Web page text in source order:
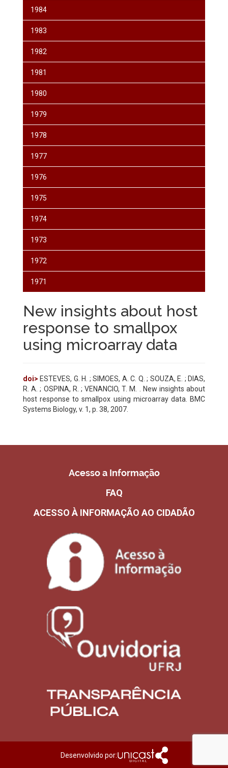
1984
1983
1982
1981
1980
1979
1978
1977
1976
1975
1974
1973
1972
1971
New insights about host
response to smallpox
using microarray data
doi>ESTEVES, G. H. ; SIMOES, A. C. Q. ; SOUZA, E. ; DIAS,
R. A. ; OSPINA, R. ; VENANCIO, T. M. . New insights about
host response to smallpox using microarray data. BMC
Systems Biology, v. 1, p. 38, 2007.
Acesso a Informação
FAQ
ACESSO À INFORMAÇÃO AO CIDADÃO
Desenvolvido por: